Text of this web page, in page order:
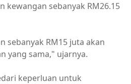
kewangan sebanyak RM26.15
sebanyak RM15 juta akan
yang sama," ujarnya.
keperluan untuk